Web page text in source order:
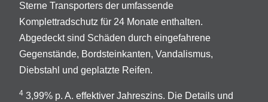
Sterne Transporters der umfassende
Komplettradschutz für 24 Monate enthalten.
Abgedeckt sind Schäden durch eingefahrene
Gegenstände, Bordsteinkanten, Vandalismus,
Diebstahl und geplatzte Reifen.
4 3,99% p. A. effektiver Jahreszins. Die Details und